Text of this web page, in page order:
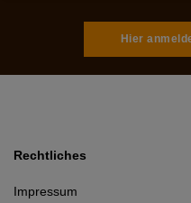
Hier
Rechtliches
Impressum